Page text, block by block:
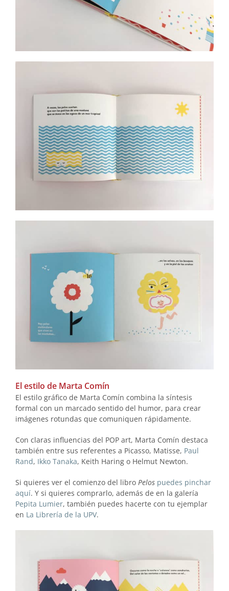
El estilo de Marta Comín
El estilo gráfico de Marta Comín combina la síntesis
formal con un marcado sentido del humor, para crear
imágenes rotundas que comuniquen rápidamente.
Con claras influencias del POP art, Marta Comín destaca
también entre sus referentes a Picasso, Matisse, Paul
Rand, Ikko Tanaka, Keith Haring o Helmut Newton.
Si quieres ver el comienzo del libro Pelos puedes pinchar
aquí. Y si quieres comprarlo, además de en la galería
Pepita Lumier, también puedes hacerte con tu ejemplar
en La Librería de la UPV.